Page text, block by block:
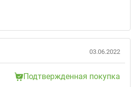
03.06.2022
Подтвержденная покупка